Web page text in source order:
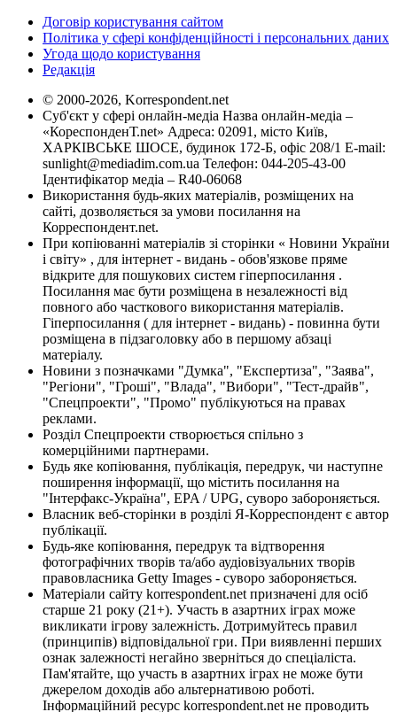
Договір користування сайтом
Політика у сфері конфіденційності і персональних даних
Угода щодо користування
Редакція
© 2000-2026, Korrespondent.net
Суб'єкт у сфері онлайн-медіа Назва онлайн-медіа –
«КореспонденТ.net» Адреса: 02091, місто Київ,
ХАРКІВСЬКЕ ШОСЕ, будинок 172-Б, офіс 208/1 E-mail:
sunlight@mediadim.com.ua Телефон: 044-205-43-00
Ідентифікатор медіа – R40-06068
Використання будь-яких матеріалів, розміщених на
сайті, дозволяється за умови посилання на
Корреспондент.net.
При копіюванні матеріалів зі сторінки « Новини України
і світу» , для інтернет - видань - обов'язкове пряме
відкрите для пошукових систем гіперпосилання .
Посилання має бути розміщена в незалежності від
повного або часткового використання матеріалів.
Гіперпосилання ( для інтернет - видань) - повинна бути
розміщена в підзаголовку або в першому абзаці
матеріалу.
Новини з позначками "Думка", "Експертиза", "Заява",
"Регіони", "Гроші", "Влада", "Вибори", "Тест-драйв",
"Спецпроекти", "Промо" публікуються на правах
реклами.
Розділ Спецпроекти створюється спільно з
комерційними партнерами.
Будь яке копіювання, публікація, передрук, чи наступне
поширення інформації, що містить посилання на
"Інтерфакс-Україна", EPA / UPG, суворо забороняється.
Власник веб-сторінки в розділі Я-Корреспондент є автор
публікації.
Будь-яке копіювання, передрук та відтворення
фотографічних творів та/або аудіовізуальних творів
правовласника Getty Images - суворо забороняється.
Матеріали сайту korrespondent.net призначені для осіб
старше 21 року (21+). Участь в азартних іграх може
викликати ігрову залежність. Дотримуйтесь правил
(принципів) відповідальної гри. При виявленні перших
ознак залежності негайно зверніться до спеціаліста.
Пам'ятайте, що участь в азартних іграх не може бути
джерелом доходів або альтернативою роботі.
Інформаційний ресурс korrespondent.net не проводить